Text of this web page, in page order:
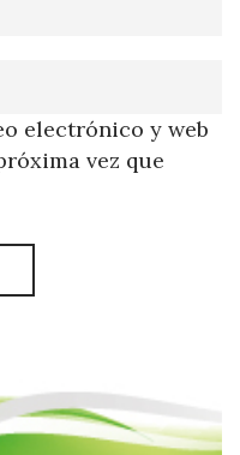
electrónico y web
vez que